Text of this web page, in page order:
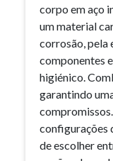
corpo em aço
um material
corrosão, pela
componentes
higiénico.
garantindo
configurações
de escolher